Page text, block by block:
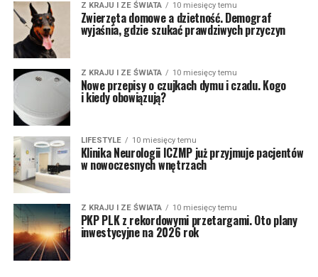
Z KRAJU I ZE ŚWIATA 10 miesięcy temu
Zwierzęta domowe a dzietność. Demograf
wyjaśnia, gdzie szukać prawdziwych przyczyn
Z KRAJU I ZE ŚWIATA 10 miesięcy temu
Nowe przepisy o czujkach dymu i czadu. Kogo
i kiedy obowiązują?
LIFESTYLE 10 miesięcy temu
Klinika Neurologii ICZMP już przyjmuje pacjentów
w nowoczesnych wnętrzach
Z KRAJU I ZE ŚWIATA 10 miesięcy temu
PKP PLK z rekordowymi przetargami. Oto plany
inwestycyjne na 2026 rok